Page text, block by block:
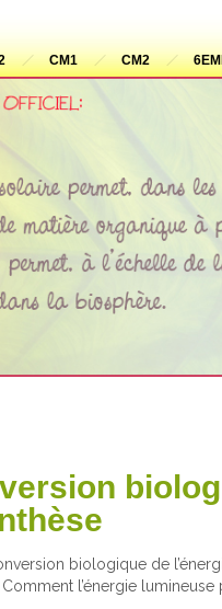
CM1 CM2
biologique de
l’énergie